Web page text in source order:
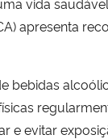
apresenta
bebidas
e evitar